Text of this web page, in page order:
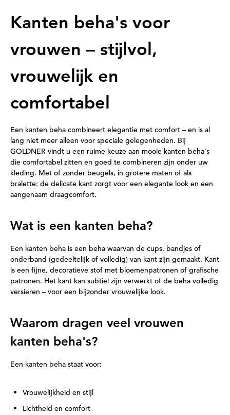
Kanten beha's voor
vrouwen – stijlvol,
vrouwelijk en
comfortabel
Een kanten beha combineert elegantie met comfort – en is al
lang niet meer alleen voor speciale gelegenheden. Bij
GOLDNER vindt u een ruime keuze aan mooie kanten beha's
die comfortabel zitten en goed te combineren zijn onder uw
kleding. Met of zonder beugels, in grotere maten of als
bralette: de delicate kant zorgt voor een elegante look en een
aangenaam draagcomfort.
Wat is een kanten beha?
Een kanten beha is een beha waarvan de cups, bandjes of
onderband (gedeeltelijk of volledig) van kant zijn gemaakt. Kant
is een fijne, decoratieve stof met bloemenpatronen of grafische
patronen. Het kant kan subtiel zijn verwerkt of de beha volledig
versieren – voor een bijzonder vrouwelijke look.
Waarom dragen veel vrouwen
kanten beha's?
Een kanten beha staat voor:
Vrouwelijkheid en stijl
Lichtheid en comfort